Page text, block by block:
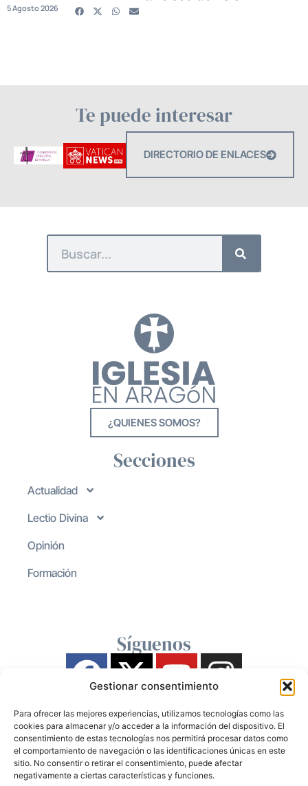
Gestionar consentimiento
Para ofrecer las mejores experiencias, utilizamos tecnologías como las
cookies para almacenar y/o acceder a la información del dispositivo. El
consentimiento de estas tecnologías nos permitirá procesar datos como
el comportamiento de navegación o las identificaciones únicas en este
sitio. No consentir o retirar el consentimiento, puede afectar
negativamente a ciertas características y funciones.
5 Agosto 2026
Te puede interesar
DIRECTORIO DE ENLACES
¿QUIENES SOMOS?
Secciones
Actualidad
Lectio Divina
Opinión
Formación
Síguenos